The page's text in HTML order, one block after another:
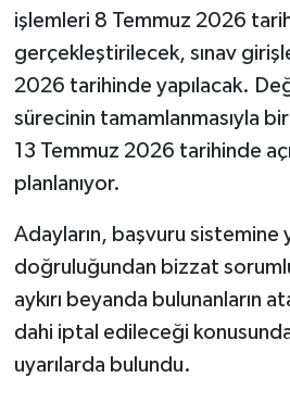
işlemleri 8 Temmuz 2026
gerçekleştirilecek, sınav
2026 tarihinde yapılacak.
sürecinin tamamlanmasıyla
13 Temmuz 2026 tarihinde
planlanıyor.
Adayların, başvuru sistemine
doğruluğundan bizzat
aykırı beyanda bulunanların
dahi iptal edileceği
uyarılarda bulundu.